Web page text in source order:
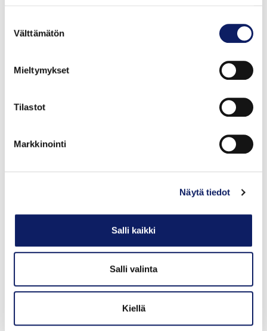
valinta
Välttämätön
Mieltymykset
Tilastot
Markkinointi
Näytä tiedot
Salli kaikki
Salli valinta
Kiellä
Maku&hunaja Karpalo